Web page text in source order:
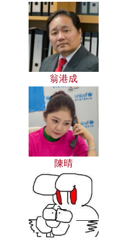
翁港成
陳晴